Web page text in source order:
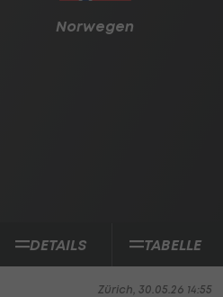
Norwegen
DETAILS TABELLE
Zürich, 30.05.26 14:55